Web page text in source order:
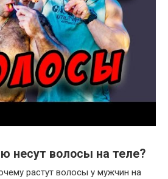
несут волосы на теле?
растут волосы у мужчин на